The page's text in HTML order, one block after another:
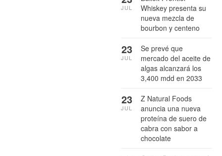
Whiskey presenta su
nueva mezcla de
bourbon y centeno
JUL
Se prevé que
mercado del aceite de
algas alcanzará los
3,400 mdd en 2033
23
JUL
Z Natural Foods
anuncia una nueva
proteína de suero de
cabra con sabor a
chocolate
23
JUL